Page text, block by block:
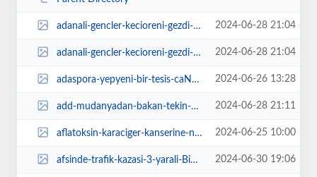
adanali-gencler-kecioreni-gezdi-cpv9Kqyx.jpg 2024-06-28 21:04
adanali-gencler-kecioreni-gezdi-UqytLtCv.jpg 2024-06-28 21:04
adaspora-yepyeni-bir-tesis-caNF9tOm.jpg 2024-06-26 13:28
add-mudanyadan-bakan-tekin-hakkinda-suc-duyurusu-VLrmV5UQ.jpg 2024-06-28 21:11
aflatoksin-karaciger-kanserine-neden-olabiliyor-HmNcWZF3.jpg 2024-06-25 10:00
afsinde-trafik-kazasi-3-yarali-BinARKwl.jpg 2024-06-30 19:06